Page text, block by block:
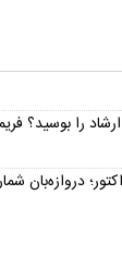
را بوسید؟
دروازه‌بان